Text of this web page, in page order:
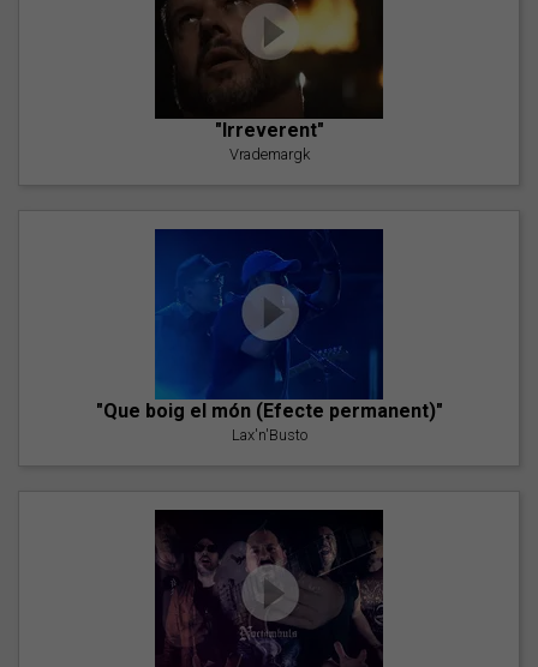
"Irreverent"
Vrademargk
"Que boig el món (Efecte permanent)"
Lax'n'Busto